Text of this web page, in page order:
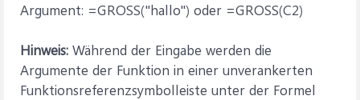
Argument: =GROSS("hallo") oder =GROSS(C2)
Hinweis: Während der Eingabe werden die
Argumente der Funktion in einer unverankerten
Funktionsreferenzsymbolleiste unter der Formel